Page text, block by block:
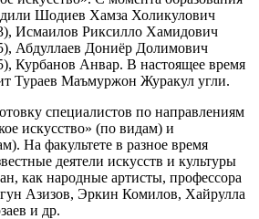
Шодиев Хамза Холикулович
Исмаилов Риксилло Хамидович
Абдуллаев Дониёр Долимович
Курбанов Анвар. В настоящее время
Тураев Маъмуржон Журакул угли.
специалистов по направлениям
искусство» (по видам) и
На факультете в разное время
деятели искусств и культуры
как народные артисты, профессора
Азизов, Эркин Комилов, Хайрулла
и др.